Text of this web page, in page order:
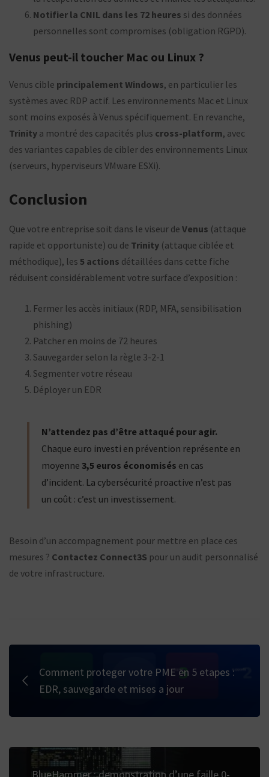
Notifier la CNIL dans les 72 heures si des données
personnelles sont compromises (obligation RGPD).
Venus peut-il toucher Mac ou Linux ?
Venus cible principalement Windows, en particulier les
systèmes avec RDP actif. Les environnements Mac et Linux
sont moins exposés à Venus spécifiquement. En revanche,
Trinity a montré des capacités plus cross-platform, avec
des variantes capables de cibler des environnements Linux
(serveurs, hyperviseurs VMware ESXi).
Conclusion
Que votre entreprise soit dans le viseur de Venus (attaque
rapide et opportuniste) ou de Trinity (attaque ciblée et
méthodique), les 5 actions détaillées dans cette fiche
réduisent considérablement votre surface d’exposition :
Fermer les accès initiaux (RDP, MFA, sensibilisation
phishing)
Patcher en moins de 72 heures
Sauvegarder selon la règle 3-2-1
Segmenter votre réseau
Déployer un EDR
N’attendez pas d’être attaqué pour agir.
Chaque euro investi en prévention représente en
moyenne 3,5 euros économisés en cas
d’incident. La cybersécurité proactive n’est pas
un coût : c’est un investissement.
Besoin d’un accompagnement pour mettre en place ces
mesures ? Contactez Connect3S pour un audit personnalisé
de votre infrastructure.
Comment proteger votre PME en 5 etapes :
EDR, sauvegarde et mises a jour